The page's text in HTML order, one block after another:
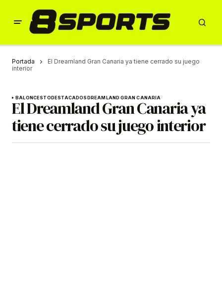
Portada
El Dreamland Gran Canaria ya tiene cerrado su juego
interior
BALONCESTODESTACADOSDREAMLAND GRAN CANARIA
El Dreamland Gran Canaria ya
tiene cerrado su juego interior